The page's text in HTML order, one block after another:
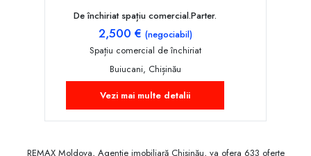
De închiriat spațiu comercial.Parter.
2,500 € (negociabil)
Spațiu comercial de închiriat
Buiucani, Chișinău
Vezi mai multe detalii
REMAX Moldova, Agenție imobiliară Chișinău, va ofera 633 oferte